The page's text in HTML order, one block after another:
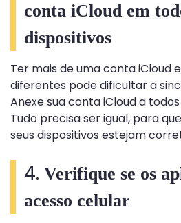
conta iCloud em
dispositivos
Ter mais de uma conta iCloud
diferentes pode dificultar a
Anexe sua conta iCloud a
Tudo precisa ser igual, para
seus dispositivos estejam
4. Verifique se os
acesso celular